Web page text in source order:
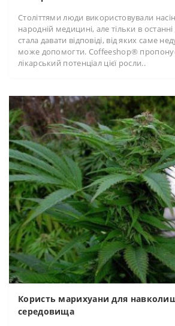
Століттями люди використовували
народній медицині, але тільки в останні
стала давати відповіді, від яких саме
може допомогти. Coffeeshop®
лікарський потенціал цієї росли..
Користь марихуани для
середовища